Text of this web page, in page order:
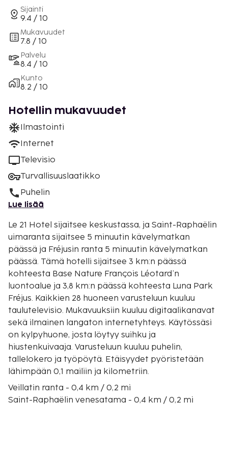
Sijainti
9.4 / 10
Mukavuudet
7.8 / 10
Palvelu
8.4 / 10
Kunto
8.2 / 10
Hotellin mukavuudet
Ilmastointi
Internet
Televisio
Turvallisuuslaatikko
Puhelin
Lue lisää
Le 21 Hotel sijaitsee keskustassa, ja Saint-Raphaëlin
uimaranta sijaitsee 5 minuutin kävelymatkan
päässä ja Fréjusin ranta 5 minuutin kävelymatkan
päässä. Tämä hotelli sijaitsee 3 km:n päässä
kohteesta Base Nature François Léotard’n
luontoalue ja 3,8 km:n päässä kohteesta Luna Park
Fréjus. Kaikkien 28 huoneen varusteluun kuuluu
taulutelevisio. Mukavuuksiin kuuluu digitaalikanavat
sekä ilmainen langaton internetyhteys. Käytössäsi
on kylpyhuone, josta löytyy suihku ja
hiustenkuivaaja. Varusteluun kuuluu puhelin,
tallelokero ja työpöytä. Etäisyydet pyöristetään
lähimpään 0,1 mailiin ja kilometriin.
Veillatin ranta - 0,4 km / 0,2 mi
Saint-Raphaëlin venesatama - 0,4 km / 0,2 mi